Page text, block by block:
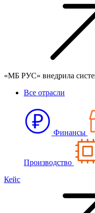
«МБ РУС» внедрила
Все отрасли
Финансы
Производство
Кейс